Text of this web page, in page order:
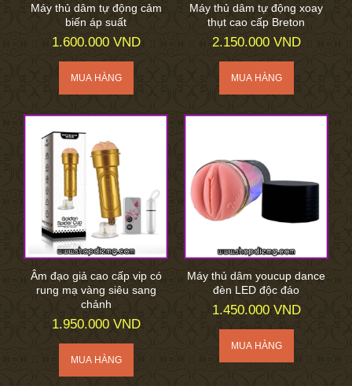
Máy thủ dâm tự động cảm
biến áp suất
1.600.000 VND
Máy thủ dâm tự động xoay
thụt cao cấp Breton
2.150.000 VND
Âm đạo giả cao cấp vip có
rung mạ vàng siêu sang
chảnh
1.950.000 VND
Máy thủ dâm youcup dance
đèn LED độc đáo
1.450.000 VND